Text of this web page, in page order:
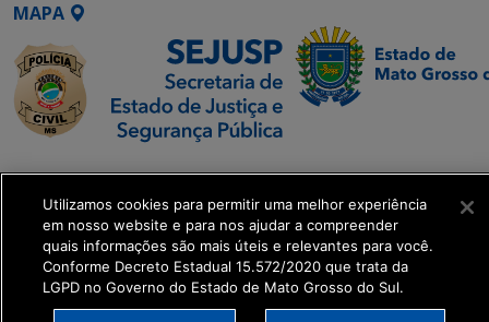
MAPA
SETDIG | Secretaria-
Executiva de
Transformação Digital
get_footer();
Utilizamos cookies para permitir uma melhor experiência
em nosso website e para nos ajudar a compreender
quais informações são mais úteis e relevantes para você.
Conforme Decreto Estadual 15.572/2020 que trata da
LGPD no Governo do Estado de Mato Grosso do Sul.